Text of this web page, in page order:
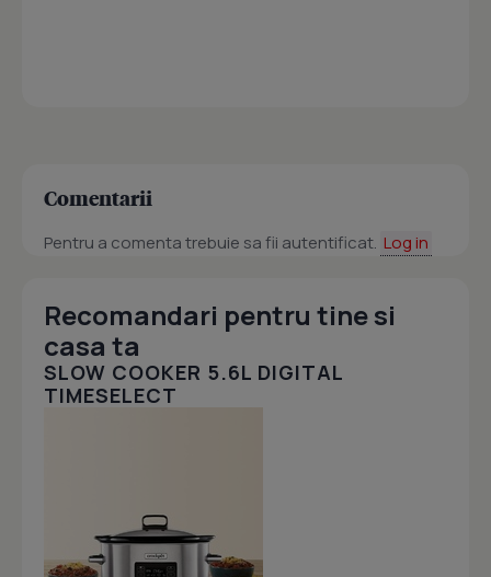
Comentarii
Pentru a comenta trebuie sa fii autentificat. Log in
Recomandari pentru tine si
casa ta
SLOW COOKER 5.6L DIGITAL
TIMESELECT